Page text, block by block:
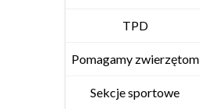
TPD
Pomagamy zwierzętom
Sekcje sportowe